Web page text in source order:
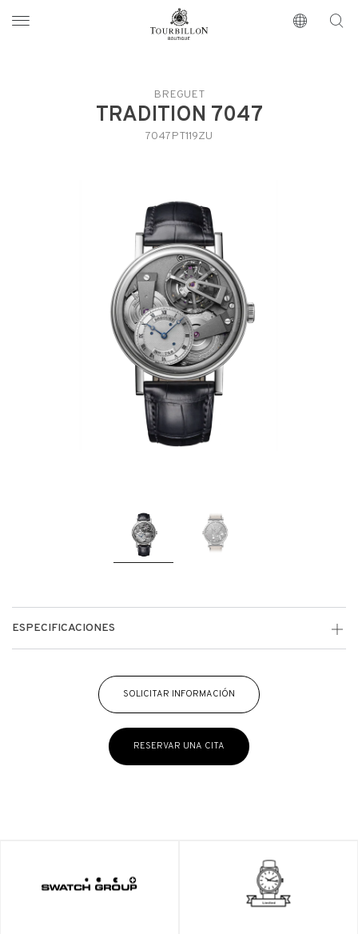
https://www.tourbillon.com/es
BREGUET
TRADITION 7047
7047PT119ZU
ESPECIFICACIONES
SOLICITAR INFORMACIÓN
RESERVAR UNA CITA